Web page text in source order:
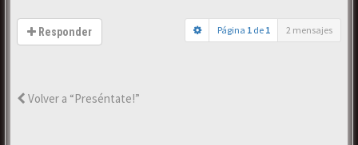
Responder Página 1 de 1 2 mensajes
Volver a “Preséntate!”